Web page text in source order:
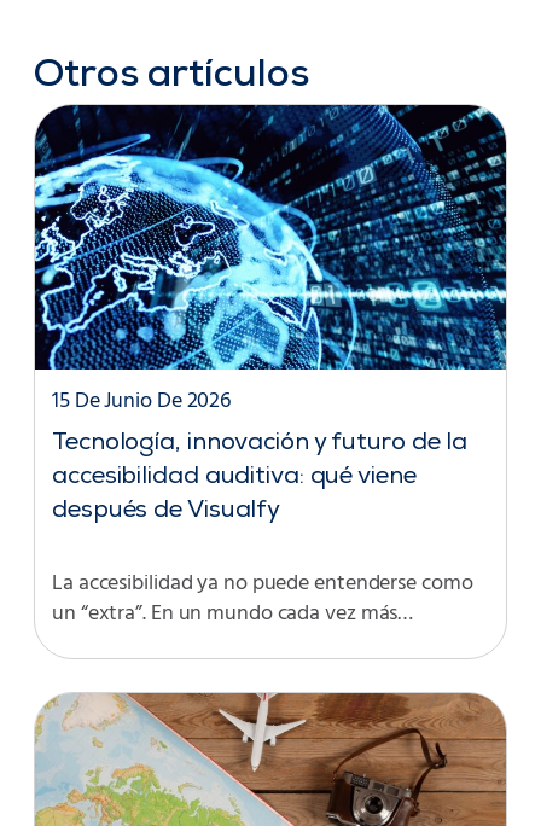
Otros artículos
Tecnología, innovación y futuro de la
accesibilidad auditiva: qué viene
después de Visualfy
15 De Junio De 2026
La accesibilidad ya no puede entenderse como
un “extra”. En un mundo cada vez más…